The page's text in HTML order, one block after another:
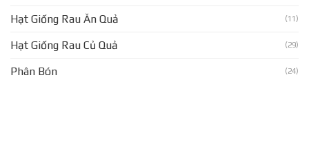
Hạt Giống Rau Ăn Quả (11)
Hạt Giống Rau Củ Quả (29)
Phân Bón (24)